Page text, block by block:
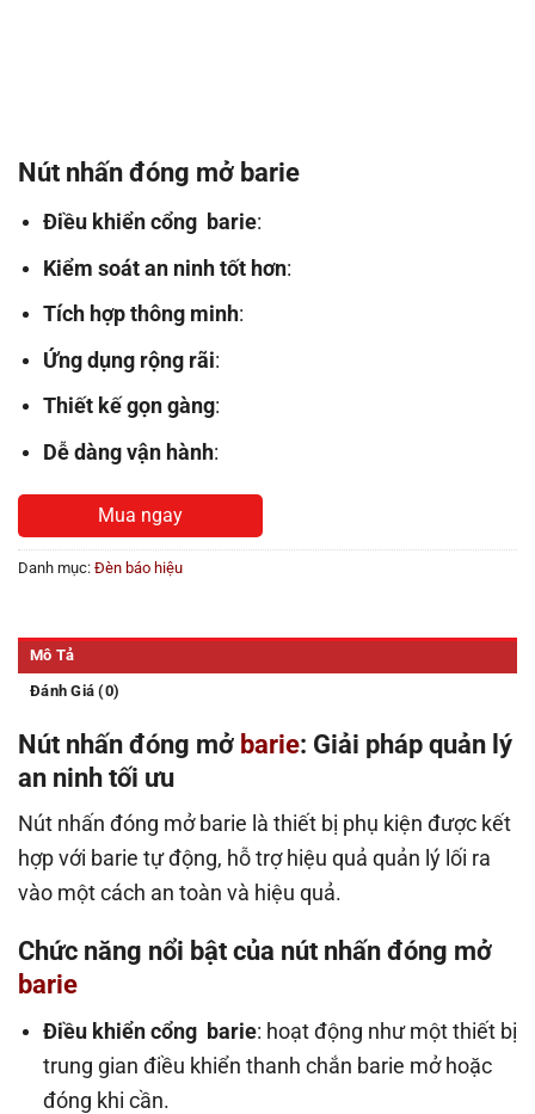
Nút nhấn đóng mở barie
Điều khiển cổng barie:
Kiểm soát an ninh tốt hơn:
Tích hợp thông minh:
Ứng dụng rộng rãi:
Thiết kế gọn gàng:
Dễ dàng vận hành:
Mua ngay
Danh mục: Đèn báo hiệu
Mô Tả
Đánh Giá (0)
Nút nhấn đóng mở barie: Giải pháp quản lý
an ninh tối ưu
Nút nhấn đóng mở barie là thiết bị phụ kiện được kết
hợp với barie tự động, hỗ trợ hiệu quả quản lý lối ra
vào một cách an toàn và hiệu quả.
Chức năng nổi bật của nút nhấn đóng mở
barie
Điều khiển cổng barie: hoạt động như một thiết bị
trung gian điều khiển thanh chắn barie mở hoặc
đóng khi cần.